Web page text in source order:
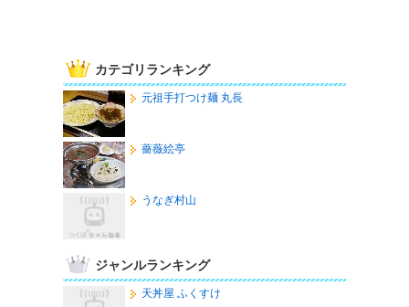
カテゴリランキング
元祖手打つけ麺 丸長
薔薇絵亭
うなぎ村山
ジャンルランキング
天丼屋 ふくすけ